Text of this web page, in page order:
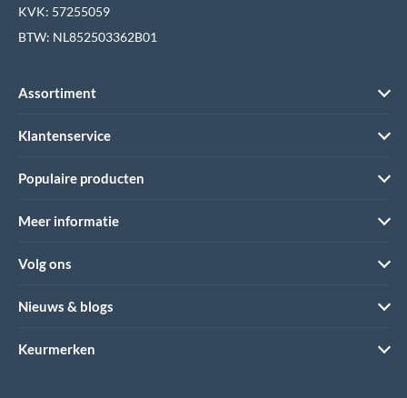
KVK: 57255059
BTW: NL852503362B01
Assortiment
Klantenservice
Populaire producten
Meer informatie
Volg ons
Nieuws & blogs
Keurmerken